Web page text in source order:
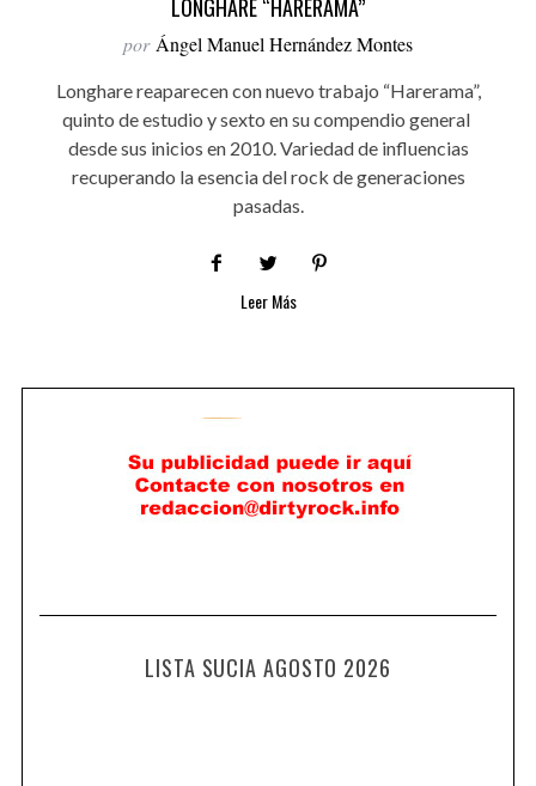
LONGHARE “HARERAMA”
por Ángel Manuel Hernández Montes
Longhare reaparecen con nuevo trabajo “Harerama”,
quinto de estudio y sexto en su compendio general
desde sus inicios en 2010. Variedad de influencias
recuperando la esencia del rock de generaciones
pasadas.
Leer Más
LISTA SUCIA AGOSTO 2026